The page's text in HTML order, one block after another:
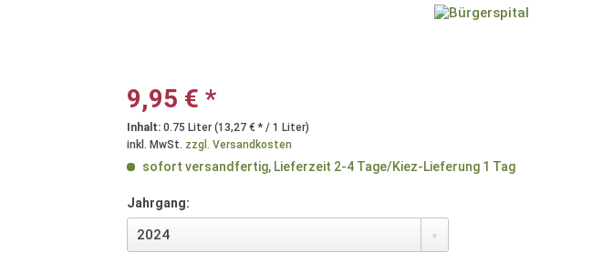
9,95 € *
Inhalt:0.75 Liter (13,27 € * / 1 Liter)
inkl. MwSt. zzgl. Versandkosten
sofort versandfertig, Lieferzeit 2-4 Tage/Kiez-Lieferung 1 Tag
Jahrgang: